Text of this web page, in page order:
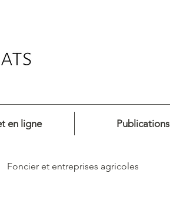
en ligne Publications
Foncier et entreprises agricoles